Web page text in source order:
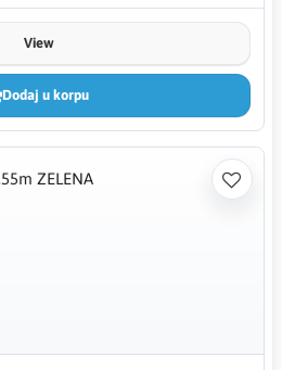
View
Dodaj u korpu